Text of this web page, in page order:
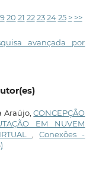
20 21 22 23 24 25 > >>
avançada por
Araújo,CONCEPÇÃO
EM NUVEM
,Conexões -